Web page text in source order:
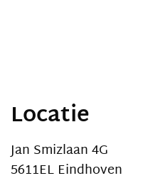
Locatie
Jan Smizlaan 4G
5611EL Eindhoven